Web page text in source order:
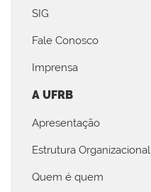
SIG
Fale Conosco
Imprensa
A UFRB
Apresentação
Estrutura Organizacional
Quem é quem